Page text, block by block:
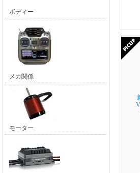
ボディー
メカ関係
モーター